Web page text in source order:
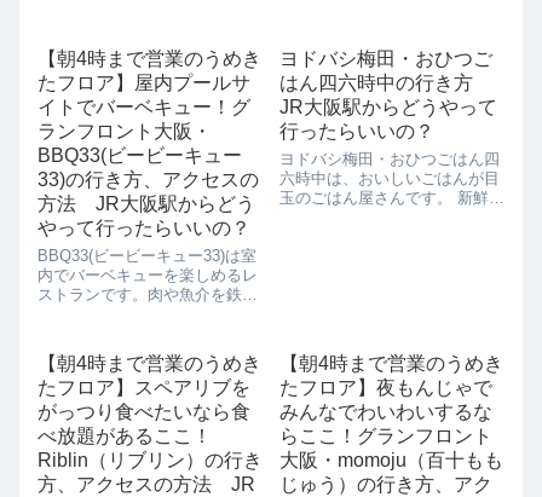
人気のまぜそば、台湾まぜそば
（780円）、台湾塩まぜそば
（780円）、台湾カレーまぜそ
ば（...
【朝4時まで営業のうめき
たフロア】屋内プールサ
イトでバーベキュー！グ
ランフロント大阪・
BBQ33(ビービーキュー
33)の行き方、アクセスの
方法 JR大阪駅からどう
やって行ったらいいの？
BBQ33(ビービーキュー33)は室
内でバーベキューを楽しめるレ
ストランです。肉や魚介を鉄板
ニックなどソースも33種類ある
ので、いろんな味が楽しめま
す。なんといっても驚きなのが
プールサ...
ヨドバシ梅田・おひつご
はん四六時中の行き方
JR大阪駅からどうやって
行ったらいいの？
ヨドバシ梅田・おひつごはん四
六時中は、おいしいごはんが目
玉のごはん屋さんです。 新鮮な
【朝4時まで営業のうめき
たフロア】スペアリブを
がっつり食べたいなら食
べ放題があるここ！
Riblin（リブリン）の行き
方、アクセスの方法 JR
【朝4時まで営業のうめき
たフロア】夜もんじゃで
みんなでわいわいするな
らここ！グランフロント
大阪・momoju（百十もも
じゅう）の行き方、アク